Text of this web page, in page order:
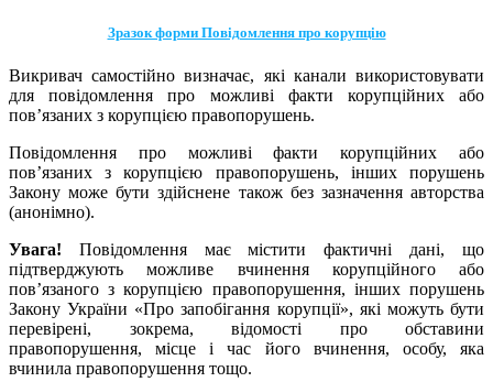
Зразок форми Повідомлення про корупцію
Викривач самостійно визначає, які канали використовувати
для повідомлення про можливі факти корупційних або
пов’язаних з корупцією правопорушень.
Повідомлення про можливі факти корупційних або
пов’язаних з корупцією правопорушень, інших порушень
Закону може бути здійснене також без зазначення авторства
(анонімно).
Увага! Повідомлення має містити фактичні дані, що
підтверджують можливе вчинення корупційного або
пов’язаного з корупцією правопорушення, інших порушень
Закону України «Про запобігання корупції», які можуть бути
перевірені, зокрема, відомості про обставини
правопорушення, місце і час його вчинення, особу, яка
вчинила правопорушення тощо.